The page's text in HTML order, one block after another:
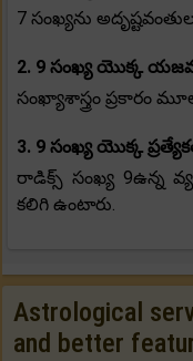
7 సంఖ్యను
2. 9 సంఖ్య యొక్క
సంఖ్యాశాస్త్రం ప్రకారం
3. 9 సంఖ్య యొక్క
రాడిక్స్ సంఖ్య 9ఉన్న
కలిగి ఉంటారు.
Astrological
and better